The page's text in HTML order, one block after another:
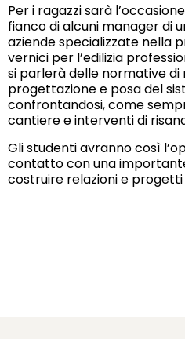
Per i ragazzi sarà
fianco di alcuni manager di
aziende specializzate nella
vernici per l’edilizia
si parlerà delle normative di
progettazione e posa del
confrontandosi, come
cantiere e interventi di
Gli studenti avranno così
contatto con una
costruire relazioni e